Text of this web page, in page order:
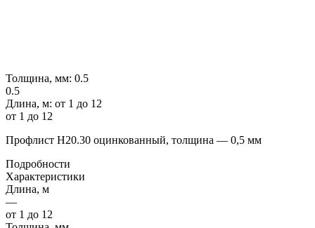
Толщина, мм: 0.5
0.5
Длина, м: от 1 до 12
от 1 до 12
Профлист Н20.30 оцинкованный, толщина — 0,5 мм
Подробности
Характеристики
Длина, м
—
от 1 до 12